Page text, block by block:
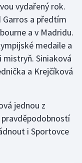
vydařený rok.
a předtím
a v Madridu.
medaile a
Siniaková
a Krejčíková
jednou z
i Sportovce